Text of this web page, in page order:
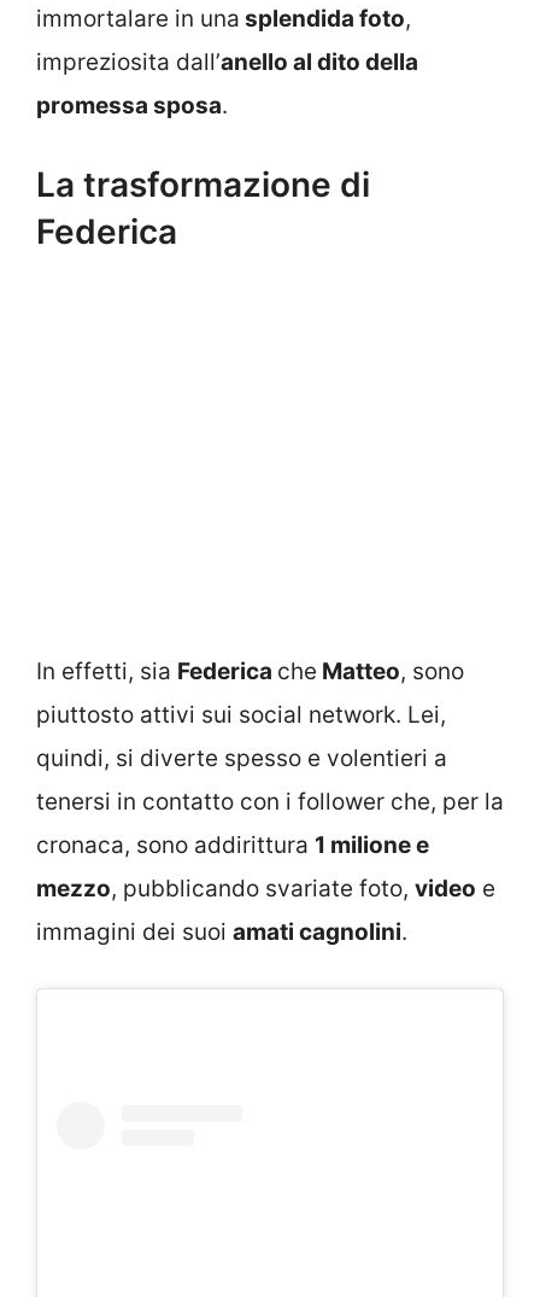
immortalare in una splendida foto,
impreziosita dall’anello al dito della
promessa sposa.
La trasformazione di
Federica
In effetti, sia Federica che Matteo, sono
piuttosto attivi sui social network. Lei,
quindi, si diverte spesso e volentieri a
tenersi in contatto con i follower che, per la
cronaca, sono addirittura 1 milione e
mezzo, pubblicando svariate foto, video e
immagini dei suoi amati cagnolini.